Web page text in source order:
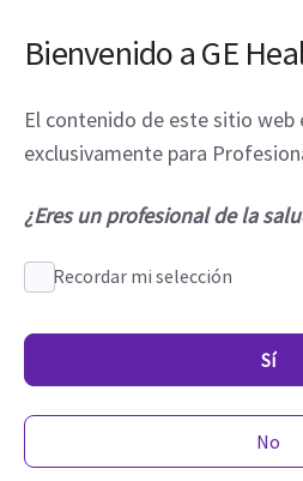
Bienvenido a GE
El contenido de este sitio
exclusivamente para
¿Eres un profesional de la
Recordar mi selección
Sí
No